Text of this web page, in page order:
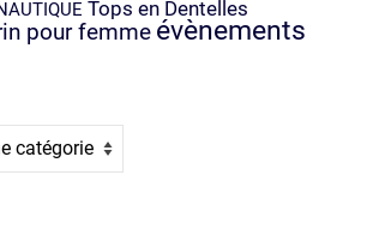
Tops en Dentelles
pour femme évènements